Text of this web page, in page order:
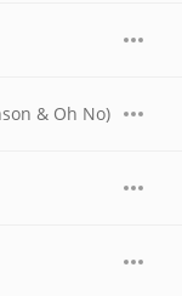
& Oh No)